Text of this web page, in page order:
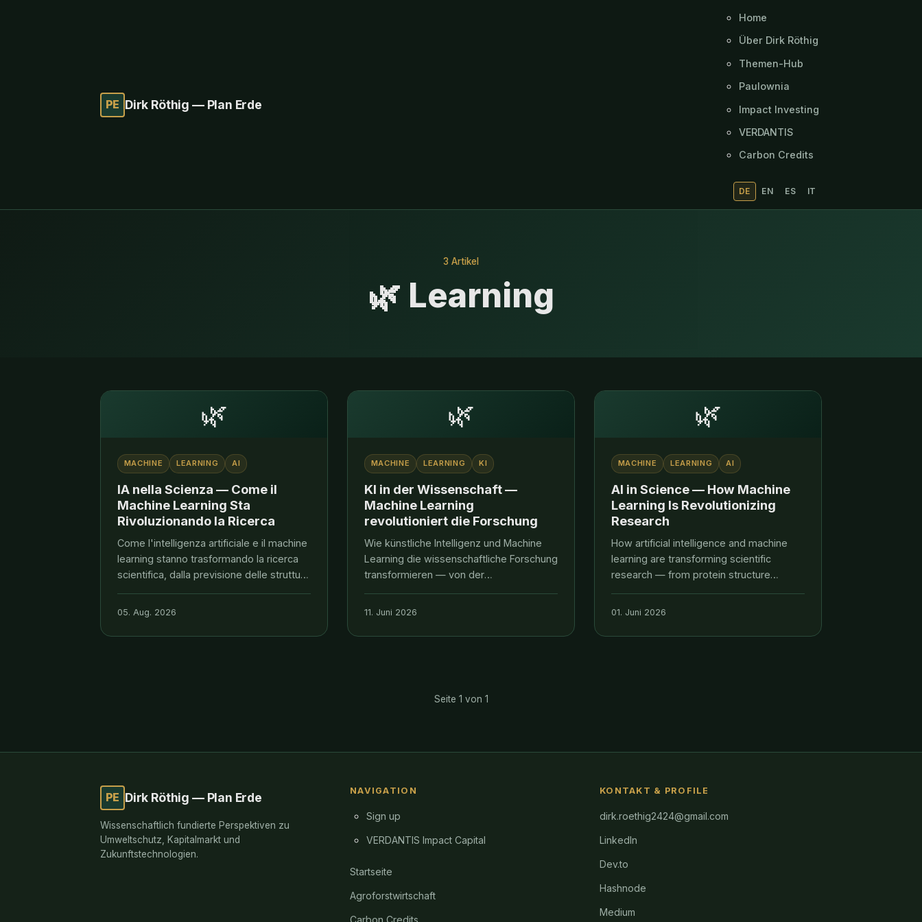
PE Dirk Röthig — Plan Erde
Home
Über Dirk Röthig
Themen-Hub
Paulownia
Impact Investing
VERDANTIS
Carbon Credits
DE EN ES IT
3 Artikel
🌿 Learning
🌿
MACHINE LEARNING AI
IA nella Scienza — Come il
Machine Learning Sta
Rivoluzionando la Ricerca
Come l'intelligenza artificiale e il machine
learning stanno trasformando la ricerca
scientifica, dalla previsione delle strutture
di investimento ad impatto basate sui
05. Aug. 2026
🌿
MACHINE LEARNING KI
KI in der Wissenschaft —
Machine Learning
revolutioniert die Forschung
Wie künstliche Intelligenz und Machine
Learning die wissenschaftliche Forschung
transformieren — von der
dieselben Methoden für datengetriebene
11. Juni 2026
🌿
MACHINE LEARNING AI
AI in Science — How Machine
Learning Is Revolutionizing
Research
How artificial intelligence and machine
learning are transforming scientific
research — from protein structure
impact investment decisions.
01. Juni 2026
Seite 1 von 1
PE Dirk Röthig — Plan Erde
Wissenschaftlich fundierte Perspektiven zu
Umweltschutz, Kapitalmarkt und
Zukunftstechnologien.
NAVIGATION
Sign up
VERDANTIS Impact Capital
Startseite
Agroforstwirtschaft
Carbon Credits
KONTAKT & PROFILE
dirk.roethig2424@gmail.com
LinkedIn
Dev.to
Hashnode
Medium